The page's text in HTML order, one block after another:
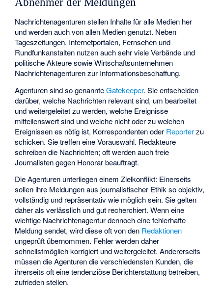
Nachrichtenagenturen stellen Inhalte für alle Medien her
und werden auch von allen Medien genutzt. Neben
Tageszeitungen, Internetportalen, Fernsehen und
Rundfunkanstalten nutzen auch sehr viele Verbände und
politische Akteure sowie Wirtschaftsunternehmen
Nachrichtenagenturen zur Informationsbeschaffung.
Agenturen sind so genannteGatekeeper. Sie entscheiden
darüber, welche Nachrichten relevant sind, um bearbeitet
und weitergeleitet zu werden, welche Ereignisse
mitteilenswert sind und welche nicht oder zu welchen
Ereignissen es nötig ist, Korrespondenten oder Reporterzu
schicken. Sie treffen eine Vorauswahl. Redakteure
schreiben die Nachrichten; oft werden auch freie
Journalisten gegen Honorar beauftragt.
Die Agenturen unterliegen einem Zielkonflikt: Einerseits
sollen ihre Meldungen aus journalistischer Ethik so objektiv,
vollständig und repräsentativ wie möglich sein. Sie gelten
daher als verlässlich und gut recherchiert. Wenn eine
wichtige Nachrichtenagentur dennoch eine fehlerhafte
Meldung sendet, wird diese oft von den Redaktionen
ungeprüft übernommen. Fehler werden daher
schnellstmöglich korrigiert und weitergeleitet. Andererseits
müssen die Agenturen die verschiedensten Kunden, die
ihrerseits oft eine tendenziöse Berichterstattung betreiben,
zufrieden stellen.